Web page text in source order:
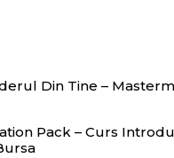
Din Tine –
Pack – Curs